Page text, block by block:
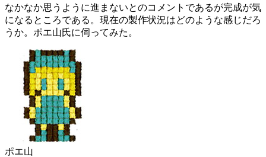
なかなか思うように進まないとのコメントであるが完成が気
になるところである。現在の製作状況はどのような感じだろ
うか。ポエ山氏に伺ってみた。
ポエ山